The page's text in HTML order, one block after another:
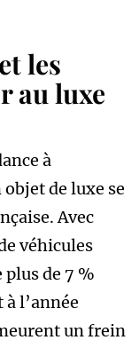
les
au luxe
à
de luxe se
Avec
véhicules
de 7 %
l’année
un frein